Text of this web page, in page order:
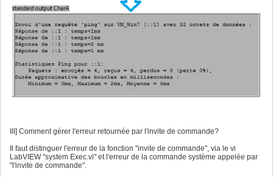
III] Comment gérer l'erreur retournée par l'invite de commande?
Il faut distinguer l'erreur de la fonction "invite de commande", via le vi
LabVIEW "system Exec.vi" et l'erreur de la commande système appelée par
"l'invite de commande".